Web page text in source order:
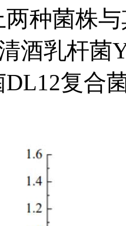
两种菌株
酒乳杆菌
DL12复合